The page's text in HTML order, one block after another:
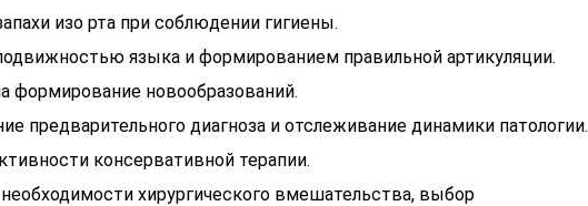
изо рта при соблюдении гигиены.
языка и формированием правильной артикуляции.
формирование новообразований.
предварительного диагноза и отслеживание динамики патологии.
консервативной терапии.
хирургического вмешательства, выбор